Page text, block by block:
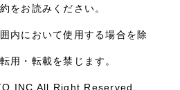
をお読みください。
内において使用する場合を除
用・転載を禁じます。
INC All Right Reserved.